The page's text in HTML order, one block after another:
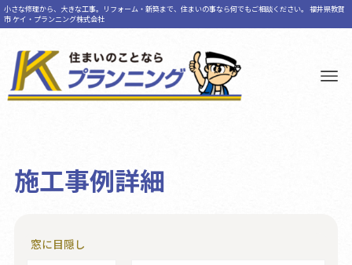
小さな修理から、大きな工事。リフォーム・新築まで、住まいの事なら何でもご相談ください。 福井県敦賀
市 ケイ・プランニング株式会社
施工事例詳細
窓に目隠し